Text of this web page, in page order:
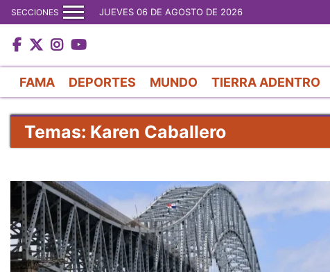
SECCIONES JUEVES 06 DE AGOSTO DE 2026
FAMA DEPORTES MUNDO TIERRA ADENTRO
Temas: Karen Caballero